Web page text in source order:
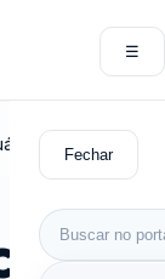
☰
Fechar
Buscar por: